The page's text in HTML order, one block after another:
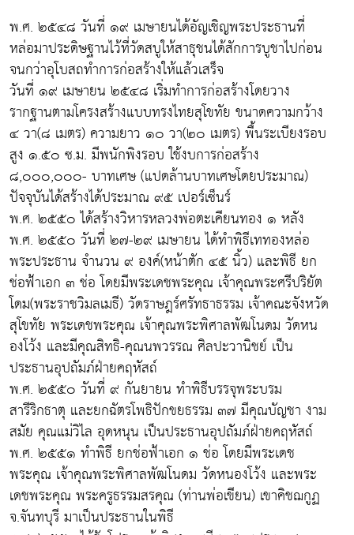
พ.ศ. ๒๕๔๘ วันที่ ๑๙ เมษายนได้อัญเชิญพระประธานที่
หล่อมาประดิษฐานไว้ที่วัดสบูให้สาธุชนได้สักการบูชาไปก่อน
จนกว่าอุโบสถทำการก่อสร้างให้แล้วเสร็จ
วันที่ ๑๙ เมษายน ๒๕๔๘ เริ่มทำการก่อสร้างโดยวาง
รากฐานตามโครงสร้างแบบทรงไทยสุโขทัย ขนาดความกว้าง
๔ วา(๘ เมตร) ความยาว ๑๐ วา(๒๐ เมตร) พื้นระเบียงรอบ
สูง ๑.๕๐ ซ.ม. มีพนักพิงรอบ ใช้งบการก่อสร้าง
๘,๐๐๐,๐๐๐- บาทเศษ (แปดล้านบาทเศษโดยประมาณ)
ปัจจุบันได้สร้างได้ประมาณ ๙๕ เปอร์เซ็นร์
พ.ศ. ๒๕๕๐ ได้สร้างวิหารหลวงพ่อตะเคียนทอง ๑ หลัง
พ.ศ. ๒๕๕๐ วันที่ ๒๗-๒๙ เมษายน ได้ทำพิธีเททองหล่อ
พระประธาน จำนวน ๙ องค์(หน้าตัก ๔๕ นิ้ว) และพิธี ยก
ช่อฟ้าเอก ๓ ช่อ โดยมีพระเดชพระคุณ เจ้าคุณพระศรีปริยัต
โดม(พระราชวิมลเมธี) วัดราษฎร์ศรัทธาธรรม เจ้าคณะจังหวัด
สุโขทัย พระเดชพระคุณ เจ้าคุณพระพิศาลพัฒโนดม วัดหน
องโว้ง และมีคุณสิทธิ-คุณนพวรรณ ศิลปะวานิชย์ เป็น
ประธานอุปถัมภ์ฝ่ายคฤหัสถ์
พ.ศ. ๒๕๕๐ วันที่ ๙ กันยายน ทำพิธีบรรจุพระบรม
สารีริกธาตุ และยกฉัตรโพธิปักขยธรรม ๓๗ มีคุณบัญชา งาม
สมัย คุณแม่วิไล อุดหนุน เป็นประธานอุปถัมภ์ฝ่ายคฤหัสถ์
พ.ศ. ๒๕๕๑ ทำพิธี ยกช่อฟ้าเอก ๑ ช่อ โดยมีพระเดช
พระคุณ เจ้าคุณพระพิศาลพัฒโนดม วัดหนองโว้ง และพระ
เดชพระคุณ พระครูธรรมสรคุณ (ท่านพ่อเขียน) เขาคิชฌกูฏ
จ.จันทบุรี มาเป็นประธานในพิธี